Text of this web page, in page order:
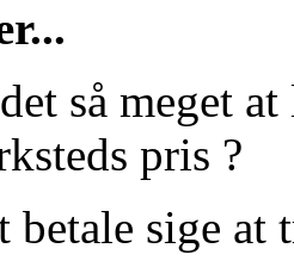
så meget
pris ?
betale sige